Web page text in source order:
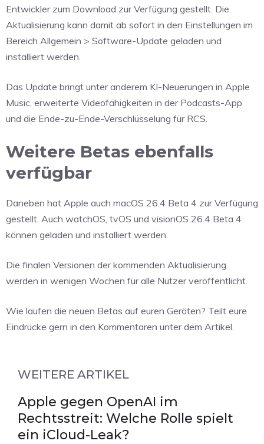
Entwickler zum Download zur Verfügung gestellt. Die
Aktualisierung kann damit ab sofort in den Einstellungen im
Bereich Allgemein > Software-Update geladen und
installiert werden.
Das Update bringt unter anderem KI-Neuerungen in Apple
Music, erweiterte Videofähigkeiten in der Podcasts-App
und die Ende-zu-Ende-Verschlüsselung für RCS.
Weitere Betas ebenfalls
verfügbar
Daneben hat Apple auch macOS 26.4 Beta 4 zur Verfügung
gestellt. Auch watchOS, tvOS und visionOS 26.4 Beta 4
können geladen und installiert werden.
Die finalen Versionen der kommenden Aktualisierung
werden in wenigen Wochen für alle Nutzer veröffentlicht.
Wie laufen die neuen Betas auf euren Geräten? Teilt eure
Eindrücke gern in den Kommentaren unter dem Artikel.
WEITERE ARTIKEL
Apple gegen OpenAI im
Rechtsstreit: Welche Rolle spielt
ein iCloud-Leak?